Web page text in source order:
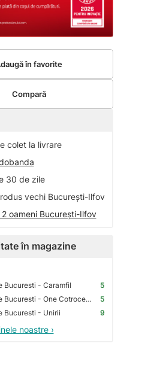
colet la livrare
30 de zile
vechi București-Ilfov
oameni București-Ilfov
în magazine
Bucuresti - Caramfil
5
Premium Store Bucuresti - One Cotroceni Park
5
Bucuresti - Unirii
9
noastre ›
în favorite
Compară